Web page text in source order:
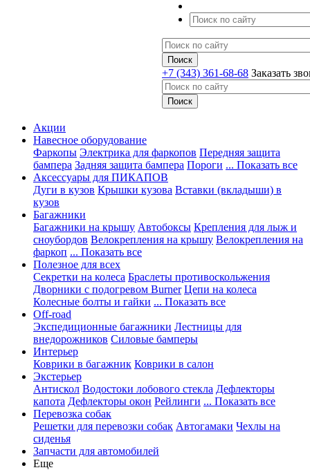
+7 (343) 361-68-68 Заказать
Акции
Навесное оборудование
Фаркопы Электрика для фаркопов Передняя защита
бампера Задняя защита бампера Пороги ... Показать все
Аксессуары для ПИКАПОВ
Дуги в кузов Крышки кузова Вставки (вкладыши) в
кузов
Багажники
Багажники на крышу Автобоксы Крепления для лыж и
сноубордов Велокрепления на крышу Велокрепления на
фаркоп ... Показать все
Полезное для всех
Секретки на колеса Браслеты противоскольжения
Дворники с подогревом Burner Цепи на колеса
Колесные болты и гайки ... Показать все
Off-road
Экспедиционные багажники Лестницы для
внедорожников Силовые бамперы
Интерьер
Коврики в багажник Коврики в салон
Экстерьер
Антискол Водостоки лобового стекла Дефлекторы
капота Дефлекторы окон Рейлинги ... Показать все
Перевозка собак
Решетки для перевозки собак Автогамаки Чехлы на
сиденья
Запчасти для автомобилей
Еще